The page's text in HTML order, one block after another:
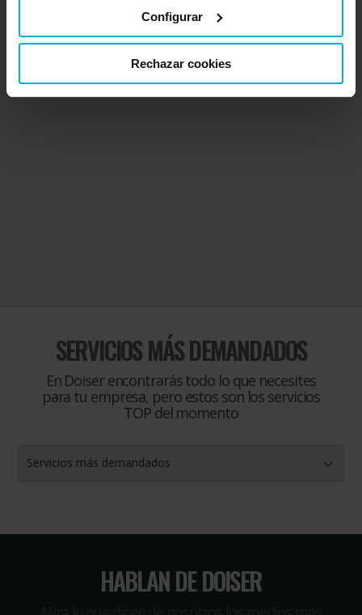
Configurar
Rechazar cookies
SERVICIOS MÁS DEMANDADOS
En Doiser encontrarás todo lo que necesites
para tu empresa, pero estos son los servicios
TOP del momento
Servicios más demandados
HABLAN DE DOISER